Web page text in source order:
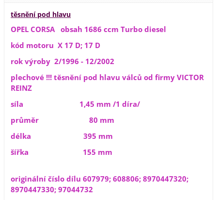
těsnění pod hlavu
OPEL CORSA obsah 1686 ccm Turbo diesel
kód motoru X 17 D; 17 D
rok výroby 2/1996 - 12/2002
plechové !!! těsnění pod hlavu válců od firmy VICTOR
REINZ
síla 1,45 mm /1 díra/
průměr 80 mm
délka 395 mm
šířka 155 mm
originální číslo dílu 607979; 608806; 8970447320;
8970447330; 97044732